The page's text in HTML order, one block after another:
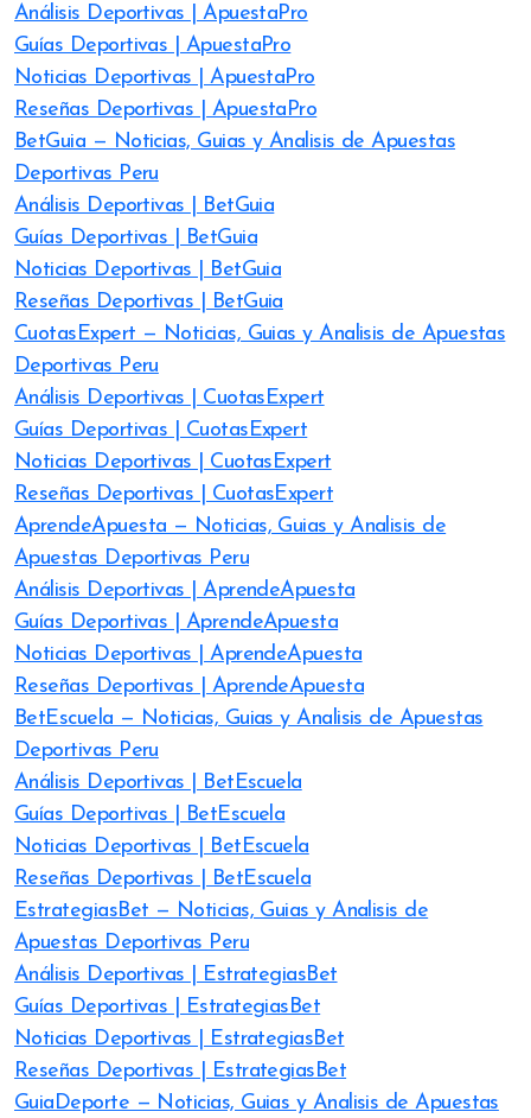
Análisis Deportivas | ApuestaPro
Guías Deportivas | ApuestaPro
Noticias Deportivas | ApuestaPro
Reseñas Deportivas | ApuestaPro
BetGuia — Noticias, Guias y Analisis de Apuestas
Deportivas Peru
Análisis Deportivas | BetGuia
Guías Deportivas | BetGuia
Noticias Deportivas | BetGuia
Reseñas Deportivas | BetGuia
CuotasExpert — Noticias, Guias y Analisis de Apuestas
Deportivas Peru
Análisis Deportivas | CuotasExpert
Guías Deportivas | CuotasExpert
Noticias Deportivas | CuotasExpert
Reseñas Deportivas | CuotasExpert
AprendeApuesta — Noticias, Guias y Analisis de
Apuestas Deportivas Peru
Análisis Deportivas | AprendeApuesta
Guías Deportivas | AprendeApuesta
Noticias Deportivas | AprendeApuesta
Reseñas Deportivas | AprendeApuesta
BetEscuela — Noticias, Guias y Analisis de Apuestas
Deportivas Peru
Análisis Deportivas | BetEscuela
Guías Deportivas | BetEscuela
Noticias Deportivas | BetEscuela
Reseñas Deportivas | BetEscuela
EstrategiasBet — Noticias, Guias y Analisis de
Apuestas Deportivas Peru
Análisis Deportivas | EstrategiasBet
Guías Deportivas | EstrategiasBet
Noticias Deportivas | EstrategiasBet
Reseñas Deportivas | EstrategiasBet
GuiaDeporte — Noticias, Guias y Analisis de Apuestas